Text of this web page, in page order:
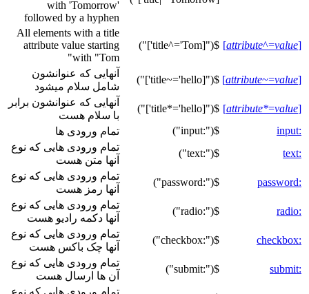
with 'Tomorrow'
followed by a hyphen
[
attribute^=value
]
$("[title^='Tom']")
All elements with a title
attribute value starting
with "Tom"
[
attribute~=value
]
$("[title~='hello']")
آنهایی که عنوانشون
شامل سلام میشود
[
attribute*=value
]
$("[title*='hello']")
آنهایی که عنوانشون برابر
با سلام هست
:input
$(":input")
تمام ورودی ها
:text
$(":text")
تمام ورودی هایی که نوع
آنها متن هست
:password
$(":password")
تمام ورودی هایی که نوع
آنها رمز هست
:radio
$(":radio")
تمام ورودی هایی که نوع
آنها دکمه رادیو هست
:checkbox
$(":checkbox")
تمام ورودی هایی که نوع
آنها چک باکس هست
:submit
$(":submit")
تمام ورودی هایی که نوع
آن ها ارسال هست
تمام ورودی هایی که نوع